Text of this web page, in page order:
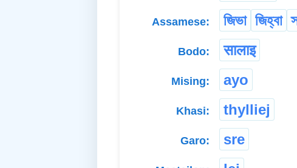
Assamese: জিভা জিহ্বা
Bodo: सालाइ
Mising: ayo
Khasi: thylliej
Garo: sre